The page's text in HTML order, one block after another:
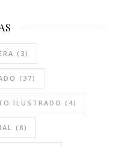
(3)
(37)
ILUSTRADO (4)
(8)